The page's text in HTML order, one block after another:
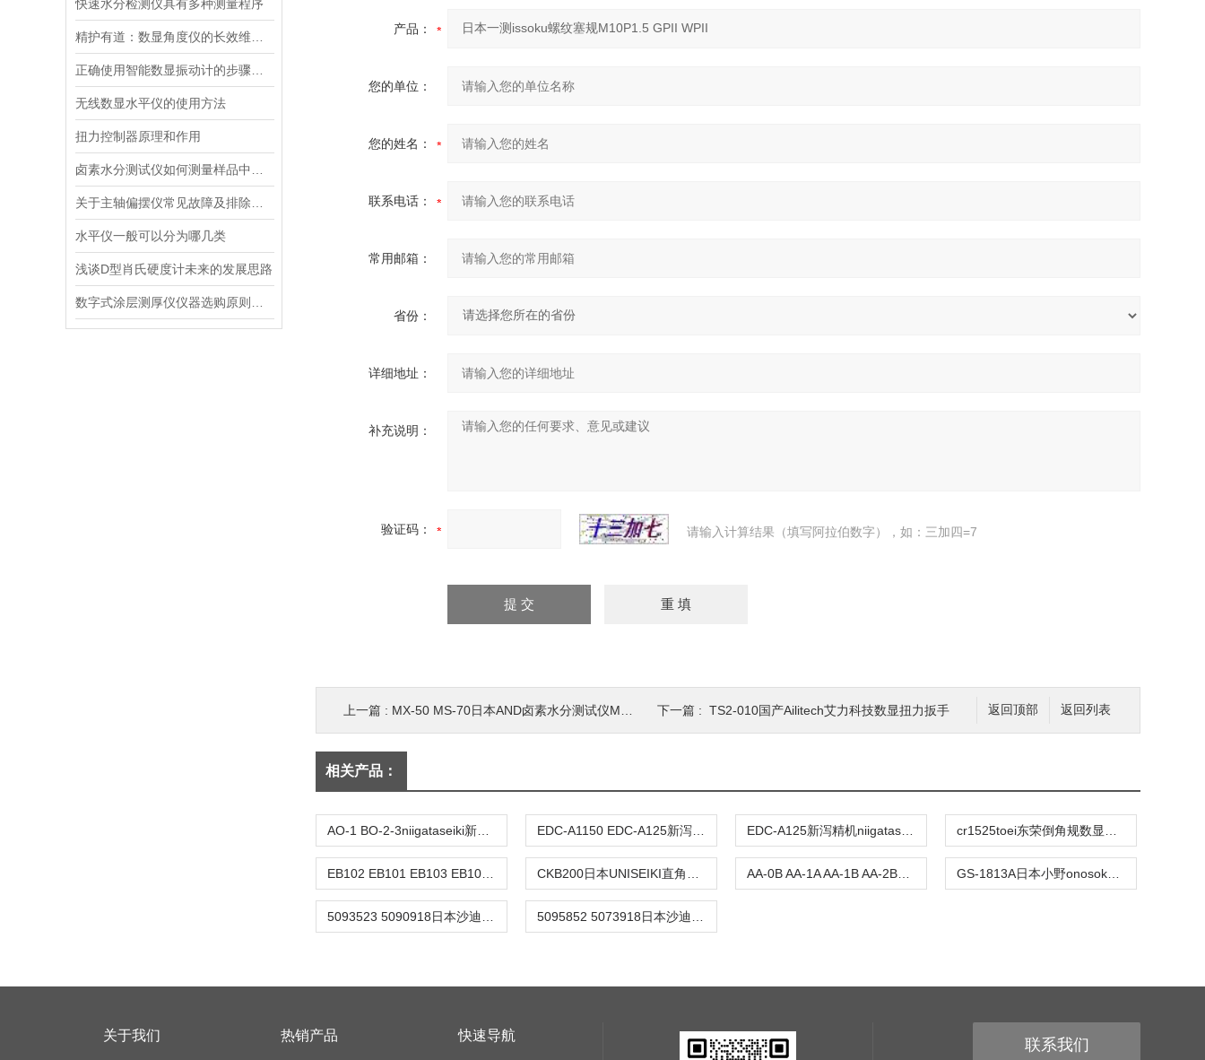
快速水分检测仪具有多种测量程序
无线数显水平仪的使用方法
扭力控制器原理和作用
水平仪一般可以分为哪几类
浅谈D型肖氏硬度计未来的发展思路
产品：
您的单位：
您的姓名：
联系电话：
常用邮箱：
省份：
详细地址：
补充说明：
验证码： 请输入计算结果（填写阿拉伯数字），如：三加四=7
返回列表
返回顶部
上一篇 : MX-50 MS-70日本AND卤素水分测试仪MF-50 下一篇 : TS2-010国产Ailitech艾力科技数显扭力扳手
相关产品：
关于我们 热销产品 快速导航
联系我们